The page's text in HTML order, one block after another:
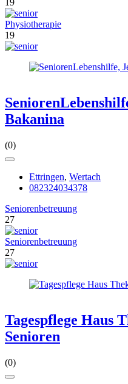
19
Physiotherapie
19
Bakanina
(0)
Ettringen, Wertach
082324034378
Seniorenbetreuung
27
Seniorenbetreuung
27
Tagespflege Haus
Senioren
(0)